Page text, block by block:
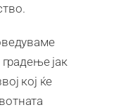
јак
кој ќе